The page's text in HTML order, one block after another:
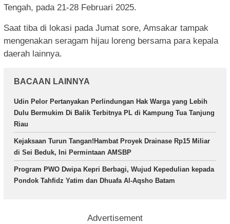
Tengah, pada 21-28 Februari 2025.
Saat tiba di lokasi pada Jumat sore, Amsakar tampak
mengenakan seragam hijau loreng bersama para kepala
daerah lainnya.
BACAAN LAINNYA
Udin Pelor Pertanyakan Perlindungan Hak Warga yang Lebih
Dulu Bermukim Di Balik Terbitnya PL di Kampung Tua Tanjung
Riau
Kejaksaan Turun Tangan!Hambat Proyek Drainase Rp15 Miliar
di Sei Beduk, Ini Permintaan AMSBP
Program PWO Dwipa Kepri Berbagi, Wujud Kepedulian kepada
Pondok Tahfidz Yatim dan Dhuafa Al-Aqsho Batam
Advertisement